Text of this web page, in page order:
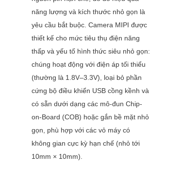
năng lượng và kích thước nhỏ gọn là
yêu cầu bắt buộc. Camera MIPI được
thiết kế cho mức tiêu thụ điện năng
thấp và yếu tố hình thức siêu nhỏ gọn:
chúng hoạt động với điện áp tối thiểu
(thường là 1.8V–3.3V), loại bỏ phần
cứng bộ điều khiển USB cồng kềnh và
có sẵn dưới dạng các mô-đun Chip-
on-Board (COB) hoặc gắn bề mặt nhỏ
gọn, phù hợp với các vỏ máy có
không gian cực kỳ hạn chế (nhỏ tới
10mm × 10mm).